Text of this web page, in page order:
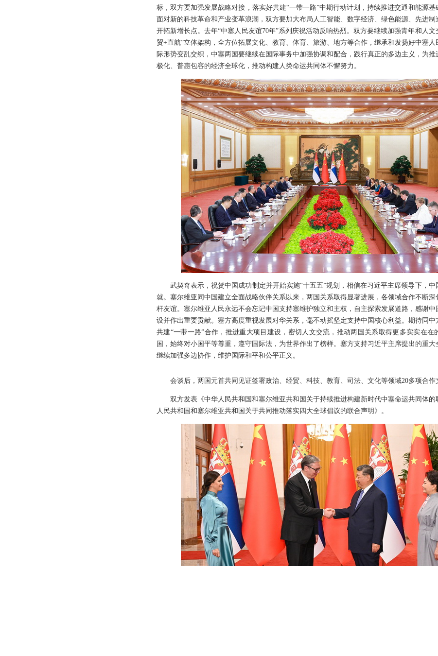
标，双方要加强发展战略对接，落实好共建“一带一路”中期行动计划，持续推进交通和能源基
面对新的科技革命和产业变革浪潮，双方要加大布局人工智能、数字经济、绿色能源、先进制
开拓新增长点。去年“中塞人民友谊70年”系列庆祝活动反响热烈。双方要继续加强青年和人文
贸+直航”立体架构，全方位拓展文化、教育、体育、旅游、地方等合作，继承和发扬好中塞人
际形势变乱交织，中塞两国要继续在国际事务中加强协调和配合，践行真正的多边主义，为推
极化、普惠包容的经济全球化，推动构建人类命运共同体不懈努力。
武契奇表示，祝贺中国成功制定并开始实施“十五五”规划，相信在习近平主席领导下，
就。塞尔维亚同中国建立全面战略伙伴关系以来，两国关系取得显著进展，各领域合作不断
杆友谊。塞尔维亚人民永远不会忘记中国支持塞维护独立和主权，自主探索发展道路，感谢中
设并作出重要贡献。塞方高度重视发展对华关系，毫不动摇坚定支持中国核心利益。期待同
共建“一带一路”合作，推进重大项目建设，密切人文交流，推动两国关系取得更多实实在在
国，始终对小国平等尊重，遵守国际法，为世界作出了榜样。塞方支持习近平主席提出的重
继续加强多边协作，维护国际和平和公平正义。
会谈后，两国元首共同见证签署政治、经贸、科技、教育、司法、文化等领域20多项合作
双方发表《中华人民共和国和塞尔维亚共和国关于持续推进构建新时代中塞命运共同体
人民共和国和塞尔维亚共和国关于共同推动落实四大全球倡议的联合声明》。